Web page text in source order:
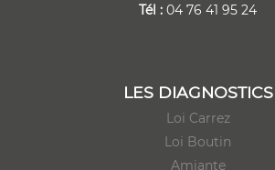
Tél : 04 76 41 95 24
LES DIAGNOSTICS
Loi Carrez
Loi Boutin
Amiante